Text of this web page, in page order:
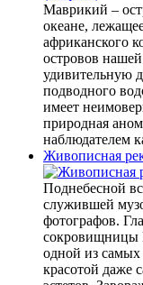
Маврикий –
океане,
африканского
островов
удивительную
подводного
имеет
природная
наблюдателем
Живописная
Поднебесной
служившей
фотографов.
сокровищницы
одной из самых
красотой даже